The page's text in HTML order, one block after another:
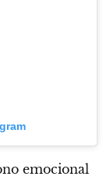
emocional